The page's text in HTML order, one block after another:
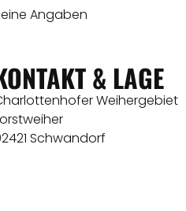
Angaben
& LAGE
Weihergebiet
Schwandorf